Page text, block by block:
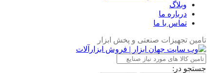
وبلاگ
درباره ما
تماس با ما
تامین تجهیزات صنعتی و پخش ابزار
جستجو در: